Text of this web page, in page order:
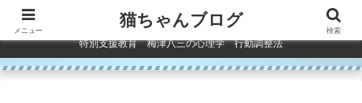
コンテンツへスキップ
特別支援教育 梅津八三の心理学 行動調整法
メニュー
猫ちゃんブログ
検索